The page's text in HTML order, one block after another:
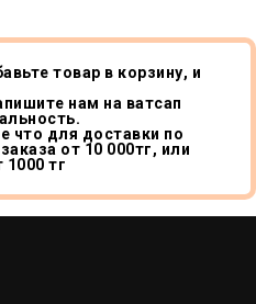
товар в корзину, и
нам на ватсап
что для доставки по
от 10 000тг, или
тг